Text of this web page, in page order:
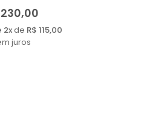
2xde R$ 115,00
juros